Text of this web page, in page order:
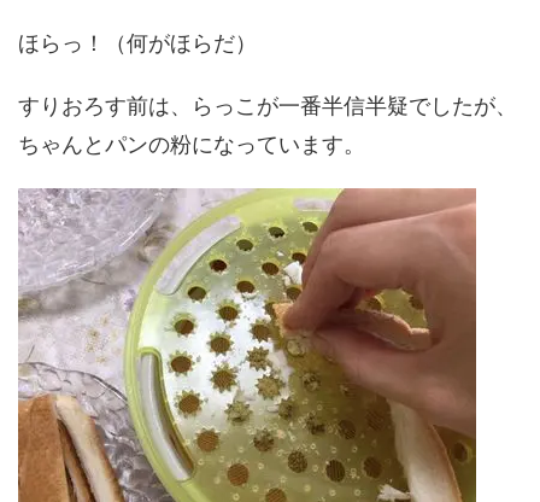
ほらっ！（何がほらだ）
すりおろす前は、らっこが一番半信半疑でしたが、
ちゃんとパンの粉になっています。